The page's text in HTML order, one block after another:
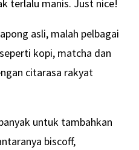
terlalu manis. Just nice!
asli, malah pelbagai
kopi, matcha dan
citarasa rakyat
untuk tambahkan
biscoff,